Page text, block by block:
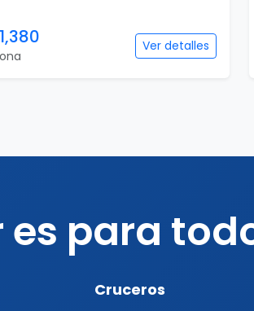
Cruceros por el Mediterráneo
Cruceros Islas Griegas
Cruceros por Alaska